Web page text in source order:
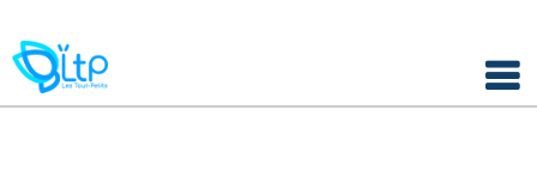
Skip
to